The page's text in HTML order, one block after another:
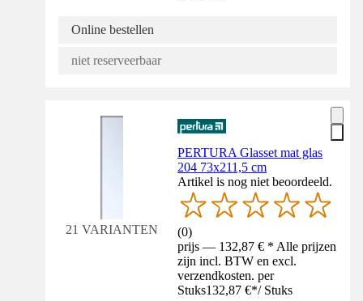
Online bestellen
niet reserveerbaar
21 VARIANTEN
PERTURA Glasset mat glas
204 73x211,5 cm
Artikel is nog niet beoordeeld.
(0)
prijs — 132,87 € * Alle prijzen
zijn incl. BTW en excl.
verzendkosten. per
Stuks132,87 €*/ Stuks